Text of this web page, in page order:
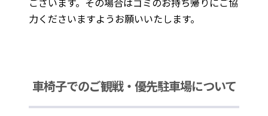
力くださいますようお願いいたします。
車椅子でのご観戦・優先駐車場について